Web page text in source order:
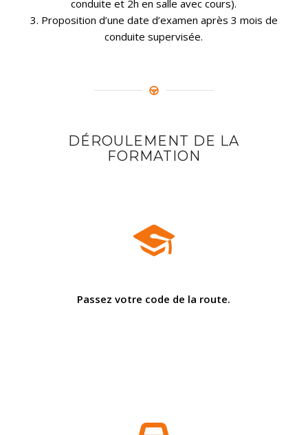
conduite et 2h en salle avec cours).
3. Proposition d’une date d’examen après 3 mois de
conduite supervisée.
DÉROULEMENT DE LA
FORMATION
Passez votre code de la route.